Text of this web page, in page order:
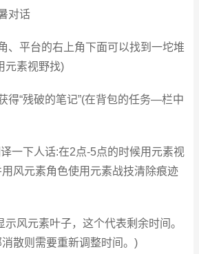
对话
、平台的右上角下面可以找到一坨堆
元素视野找)
得“残破的笔记”(在背包的任务—栏中
一下人话:在2点-5点的时候用元素视
风元素角色使用元素战技清除痕迹
示风元素叶子，这个代表剩余时间。
散则需要重新调整时间。)